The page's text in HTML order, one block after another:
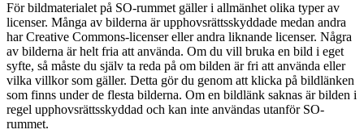
För bildmaterialet på SO-rummet gäller i allmänhet olika typer av
licenser. Många av bilderna är upphovsrättsskyddade medan andra
har Creative Commons-licenser eller andra liknande licenser. Några
av bilderna är helt fria att använda. Om du vill bruka en bild i eget
syfte, så måste du själv ta reda på om bilden är fri att använda eller
vilka villkor som gäller. Detta gör du genom att klicka på bildlänken
som finns under de flesta bilderna. Om en bildlänk saknas är bilden i
regel upphovsrättsskyddad och kan inte användas utanför SO-
rummet.